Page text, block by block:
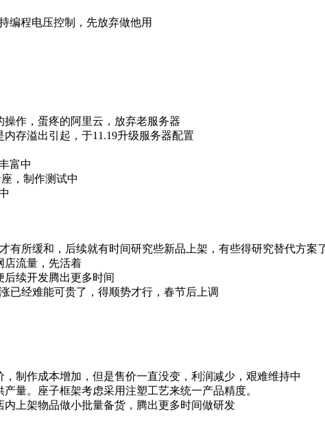
编程电压控制，先放弃做他用
作，蛋疼的阿里云，放弃老服务器
存溢出引起，于11.19升级服务器配置
富中
座，制作测试中
有所缓和，后续就有时间研究些新品上架，有些得研究替代方案
店流量，先活着
续开发腾出更多时间
已经难能可贵了，得顺势才行，春节后上调
制作成本增加，但是售价一直没变，利润减少，艰难维持中
量。座子框架考虑采用注塑工艺来统一产品精度。
上架物品做小批量备货，腾出更多时间做研发